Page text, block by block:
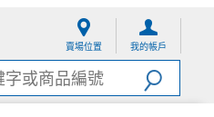
賣場位置 我的帳戶